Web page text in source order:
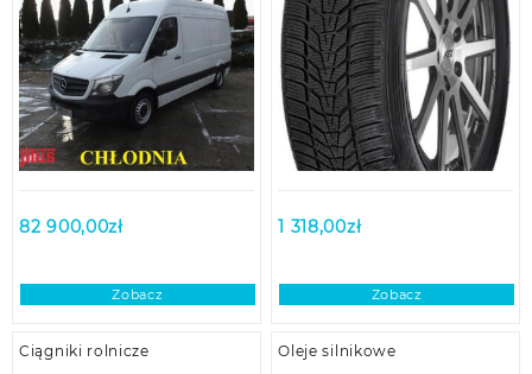
82 900,00zł
Zobacz
1 318,00zł
Zobacz
Ciągniki rolnicze Oleje silnikowe